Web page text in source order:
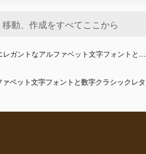
レガントなアルファベット文字フォントと…